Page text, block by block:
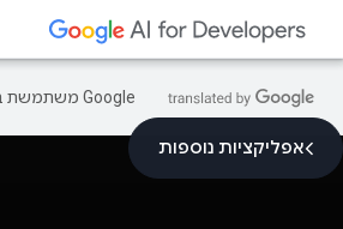
‫Google משתמשת בטכנולוגיית AI כדי לתרגם תוכן לשפה המועדפת עליך. בתרגומים כאלו עשויות להיות שגיאות.
אפליקציות נוספות